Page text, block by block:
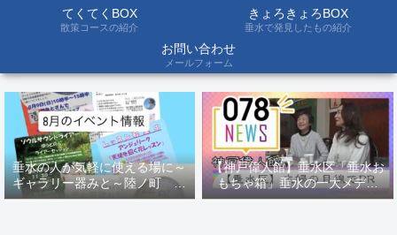
てくてくBOX
散策コースの紹介
きょろきょろBOX
垂水で発見したもの紹介
お問い合わせ
メールフォーム
垂水の人が気軽に使える場に～
ギャラリー器みと～陸ノ町 ８
月のイベント情報
【神戸偉人館】垂水区「垂水お
もちゃ箱」垂水の一大メディ
ア！？｜神戸の魅力を凸インタ